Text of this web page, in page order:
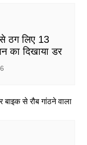
ठग लिए 13
का दिखाया डर